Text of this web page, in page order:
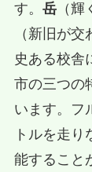
す。 岳（輝
（新旧が
史ある校舎
市の三つの
います。フ
トルを走
能すること